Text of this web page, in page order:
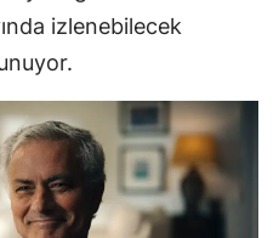
izlenebilecek